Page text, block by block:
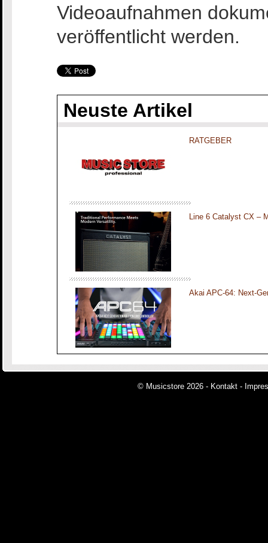
Videoaufnahmen
veröffentlicht werden.
Neuste Artikel
RATGEBER
Line 6 Catalyst CX –
Akai APC-64: Next-
© Musicstore 2026 - Kontakt -